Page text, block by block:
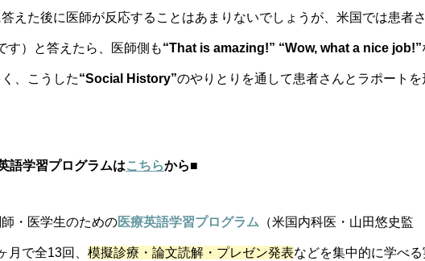
えた後に医師が反応することはあまりないでしょうが、米国では患者
す）と答えたら、医師側も“That is amazing!” “Wow, what a nice job!”
、こうした“Social History”のやりとりを通して患者さんとラポートを
語学習プログラムはこちらから■
・医学生のための医療英語学習プログラム （米国内科医・山田悠史監
で全13回、 模擬診療・論文読解・プレゼン発表などを集中的に学べる